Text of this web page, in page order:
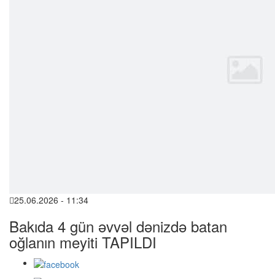
25.06.2026 - 11:34
Bakıda 4 gün əvvəl dənizdə batan
oğlanın meyiti TAPILDI